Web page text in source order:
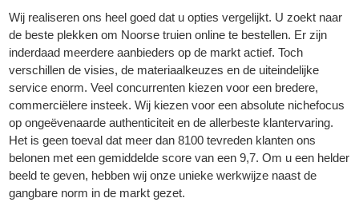
Wij realiseren ons heel goed dat u opties vergelijkt. U zoekt naar
de beste plekken om Noorse truien online te bestellen. Er zijn
inderdaad meerdere aanbieders op de markt actief. Toch
verschillen de visies, de materiaalkeuzes en de uiteindelijke
service enorm. Veel concurrenten kiezen voor een bredere,
commerciëlere insteek. Wij kiezen voor een absolute nichefocus
op ongeëvenaarde authenticiteit en de allerbeste klantervaring.
Het is geen toeval dat meer dan 8100 tevreden klanten ons
belonen met een gemiddelde score van een 9,7. Om u een helder
beeld te geven, hebben wij onze unieke werkwijze naast de
gangbare norm in de markt gezet.